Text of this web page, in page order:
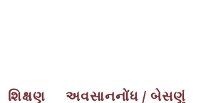
શિક્ષણ અવસાનનોંધ / બેસણું